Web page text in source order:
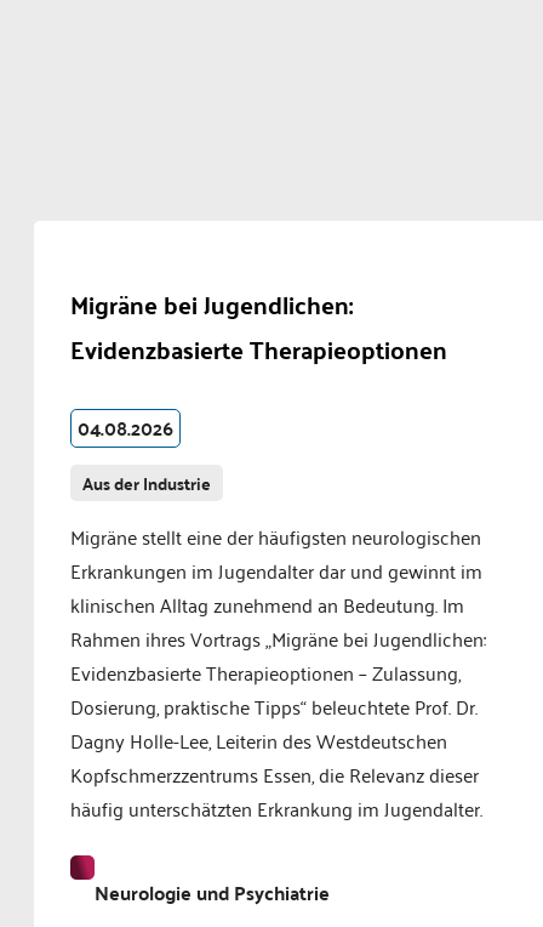
Migräne bei Jugendlichen:
Evidenzbasierte Therapieoptionen
04.08.2026
Aus der Industrie
Migräne stellt eine der häufigsten neurologischen
Erkrankungen im Jugendalter dar und gewinnt im
klinischen Alltag zunehmend an Bedeutung. Im
Rahmen ihres Vortrags „Migräne bei Jugendlichen:
Evidenzbasierte Therapieoptionen – Zulassung,
Dosierung, praktische Tipps“ beleuchtete Prof. Dr.
Dagny Holle-Lee, Leiterin des Westdeutschen
Kopfschmerzzentrums Essen, die Relevanz dieser
häufig unterschätzten Erkrankung im Jugendalter.
Neurologie und Psychiatrie